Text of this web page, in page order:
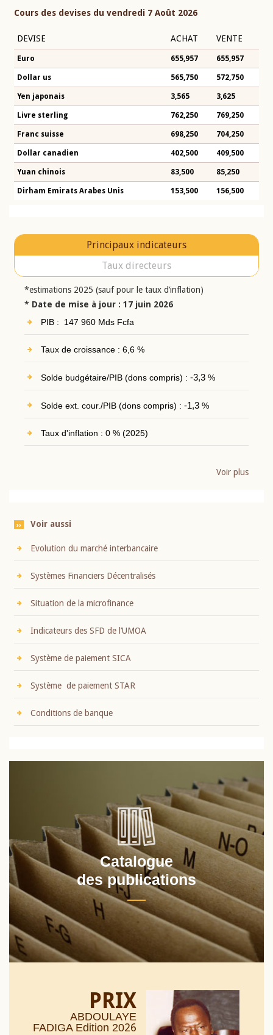
Cours des devises du vendredi 7 Août 2026
DEVISE ACHAT VENTE
Euro 655,957 655,957
Dollar us 565,750 572,750
Yen japonais 3,565 3,625
Livre sterling 762,250 769,250
Franc suisse 698,250 704,250
Dollar canadien 402,500 409,500
Yuan chinois 83,500 85,250
Dirham Emirats Arabes Unis 153,500 156,500
Principaux indicateurs
Taux directeurs
*estimations 2025 (sauf pour le taux d’inflation)
* Date de mise à jour : 17 juin 2026
PIB : 147 960 Mds Fcfa
Taux de croissance : 6,6 %
Solde budgétaire/PIB (dons compris) : -3,3%
Solde ext. cour./PIB (dons compris) : -1,3%
Taux d'inflation : 0 % (2025)
Voir plus
Voir aussi
Evolution du marché interbancaire
Systèmes Financiers Décentralisés
Situation de la microfinance
Indicateurs des SFD de l’UMOA
Système de paiement SICA
Système de paiement STAR
Conditions de banque
Catalogue
des publications
PRIX
ABDOULAYE
FADIGA Edition 2026